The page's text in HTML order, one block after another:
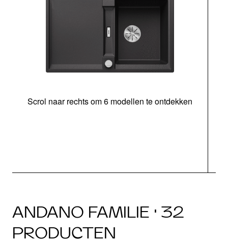
Scrol naar rechts om 6 modellen te ontdekken
ANDANO FAMILIE · 32
PRODUCTEN